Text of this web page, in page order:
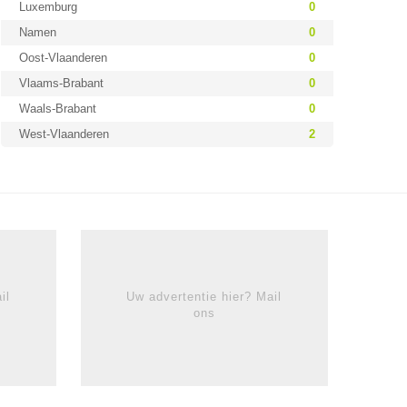
Luxemburg
0
Namen
0
Oost-Vlaanderen
0
Vlaams-Brabant
0
Waals-Brabant
0
West-Vlaanderen
2
Uw advertentie hier? Mail
ons